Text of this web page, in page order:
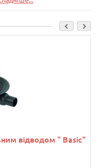
відводом " Basic"